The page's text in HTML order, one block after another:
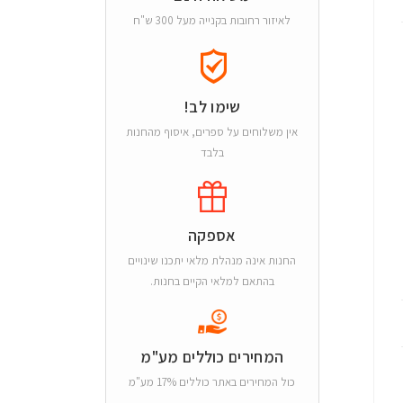
לאיזור רחובות בקנייה מעל 300 ש"ח
שימו לב!
אין משלוחים על ספרים, איסוף מהחנות
בלבד
אספקה
החנות אינה מנהלת מלאי יתכנו שינויים
בהתאם למלאי הקיים בחנות.
המחירים כוללים מע"מ
כול המחירים באתר כוללים 17% מע"מ